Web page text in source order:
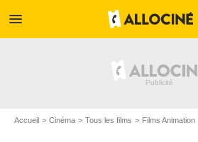
menu
Accueil Cinéma Tous les films Films Animation